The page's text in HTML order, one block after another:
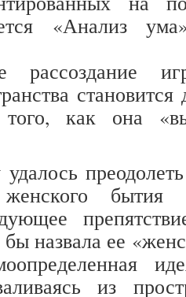
«Анализ
рассоздание
того, как она
женского
назвала ее
из